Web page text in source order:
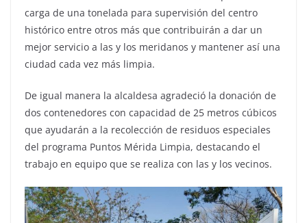
carga de una tonelada para supervisión del centro
histórico entre otros más que contribuirán a dar un
mejor servicio a las y los meridanos y mantener así una
ciudad cada vez más limpia.
De igual manera la alcaldesa agradeció la donación de
dos contenedores con capacidad de 25 metros cúbicos
que ayudarán a la recolección de residuos especiales
del programa Puntos Mérida Limpia, destacando el
trabajo en equipo que se realiza con las y los vecinos.